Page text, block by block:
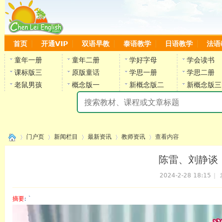
首页 开通VIP 双语早教 泰语教学 日语教学 法语
童年一册 童年二册 学好字母
学会读书
课标版三
原版童话 学思一册
学思二册
老鼠男孩
概念版一 新概念版二 新概念版三
门户页 新闻栏目 最新资讯 教师资讯 查看内容
陈雷、刘静谈
2024-2-28 18:15
摘要: `